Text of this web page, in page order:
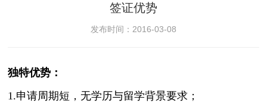
签证优势
发布时间：2016-03-08
独特优势：
1.申请周期短，无学历与留学背景要求；